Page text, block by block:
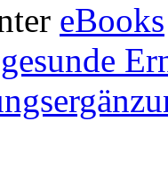
eBooks
gesunde